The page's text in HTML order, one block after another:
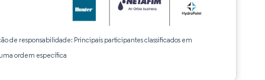
de responsabilidade: Principais participantes classificados em
ordem específica